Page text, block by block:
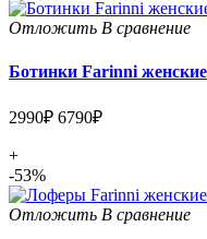
Отложить В сравнение
Ботинки Farinni
2990₽ 6790₽
+
-53%
Отложить В сравнение